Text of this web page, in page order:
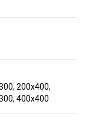
200х400,
400x400